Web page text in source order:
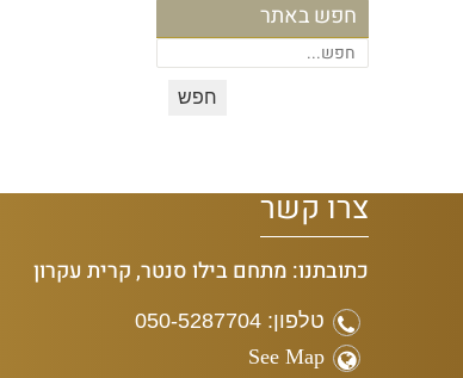
חפש באתר
צרו קשר
כתובתנו: מתחם בילו סנטר, קרית עקרון
טלפון: 050-5287704
See Map